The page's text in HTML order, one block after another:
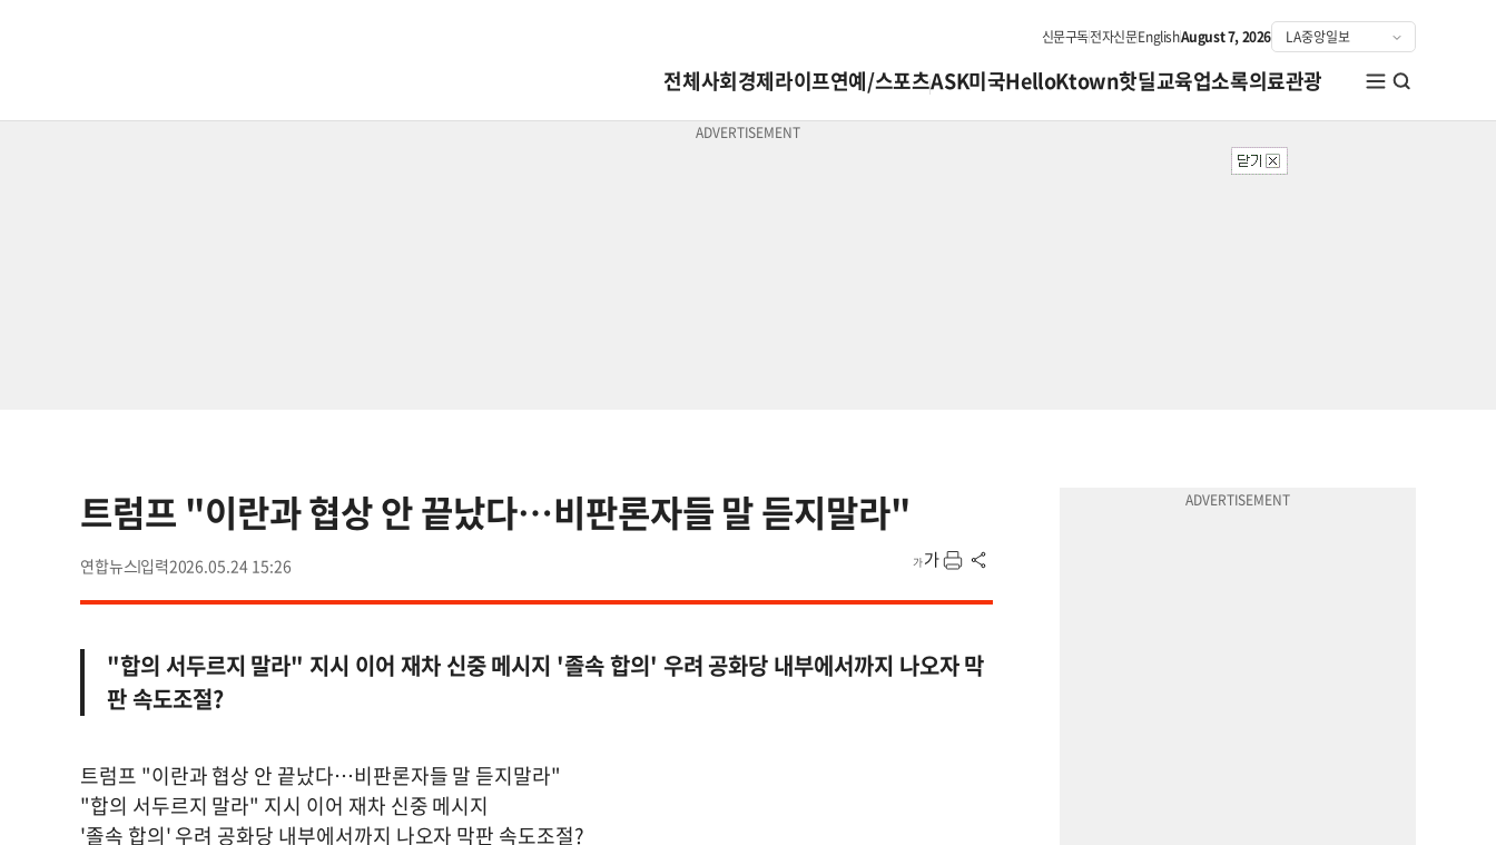
신문구독전자신문EnglishAugust 7, 2026
전체사회경제라이프연예/스포츠ASK미국HelloKtown핫딜교육업소록의료관광
트럼프 "이란과 협상 안 끝났다…비판론자들 말 듣지말라"
연합뉴스 2026.05.24 15:26
"합의 서두르지 말라" 지시 이어 재차 신중 메시지 '졸속 합의' 우려 공화당 내부에서까지 나오자 막
판 속도조절?
트럼프 "이란과 협상 안 끝났다…비판론자들 말 듣지말라"
"합의 서두르지 말라" 지시 이어 재차 신중 메시지
'졸속 합의' 우려 공화당 내부에서까지 나오자 막판 속도조절?